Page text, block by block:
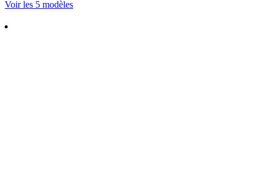
Voir les 5 modèles